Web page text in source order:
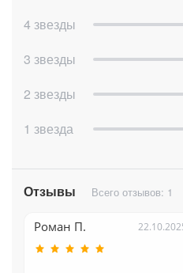
4 звезды
3 звезды
2 звезды
1 звезда
Отзывы Всего отзывов: 1
Роман П.